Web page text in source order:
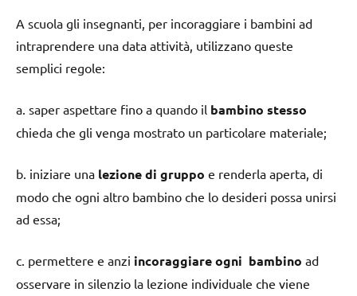
A scuola gli insegnanti, per incoraggiare i bambini ad
intraprendere una data attività, utilizzano queste
semplici regole:
a. saper aspettare fino a quando il bambino stesso
chieda che gli venga mostrato un particolare materiale;
b. iniziare una lezione di gruppo e renderla aperta, di
modo che ogni altro bambino che lo desideri possa unirsi
ad essa;
c. permettere e anzi incoraggiare ogni bambino ad
osservare in silenzio la lezione individuale che viene